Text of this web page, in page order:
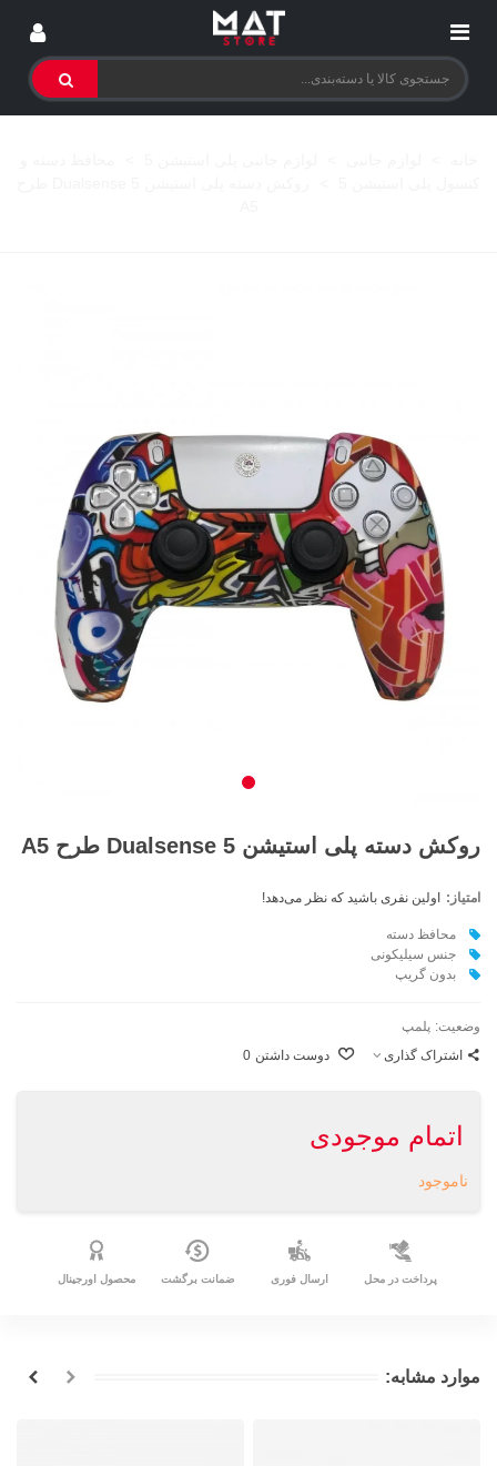
روکش دسته پلی استیشن 5 Dualsense طرح A5
امتیاز: اولین نفری باشید که نظر می‌دهد!
محافظ دسته
جنس سیلیکونی
بدون گریپ
وضعیت: پلمپ
اشتراک گذاری
دوست داشتن 0
اتمام موجودی
ناموجود
پرداخت در محل ارسال فوری ضمانت برگشت محصول اورجینال
موارد مشابه: